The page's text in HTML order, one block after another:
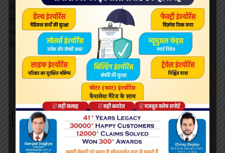
था, जबकि शुक्रवार को ब्रेंट क्रूड का दिसंबर डिलिवरी सौदा पिछले सत्र के
मुकाबले करीब एक फीसदी की बढ़त के साथ 80 डॉलर प्रति बैरल पर बंद हुआ।
वहीं, घरेलू वायदा बाजार में कच्चे तेल का दाम पिछले एक पखवाड़े में 600 रुपये
प्रति बैरल से ज्यादा लुढ़का है।
Sign Up For Daily Newsletter
Be keep up! Get the latest breaking news delivered
straight to your inbox.